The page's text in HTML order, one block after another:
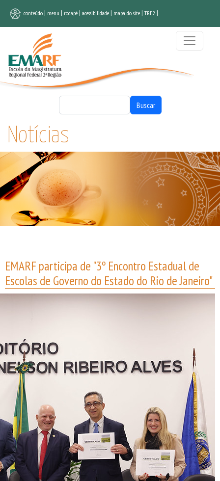
conteúdo | menu | rodapé | acessibilidade | mapa do site | TRF2 |
Buscar
Notícias
EMARF participa de "3º Encontro Estadual de
Escolas de Governo do Estado do Rio de Janeiro"